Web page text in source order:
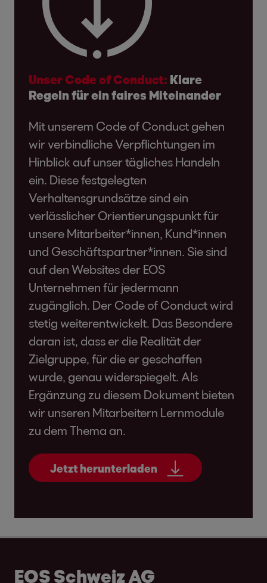
Unser Code of Conduct: Klare
Regeln für ein faires Miteinander
Mit unserem Code of Conduct gehen
wir verbindliche Verpflichtungen im
Hinblick auf unser tägliches Handeln
ein. Diese festgelegten
Verhaltensgrundsätze sind ein
verlässlicher Orientierungspunkt für
unsere Mitarbeiter*innen, Kund*innen
und Geschäftspartner*innen. Sie sind
auf den Websites der EOS
Unternehmen für jedermann
zugänglich. Der Code of Conduct wird
stetig weiterentwickelt. Das Besondere
daran ist, dass er die Realität der
Zielgruppe, für die er geschaffen
wurde, genau widerspiegelt. Als
Ergänzung zu diesem Dokument bieten
wir unseren Mitarbeitern Lernmodule
zu dem Thema an.
Jetzt herunterladen
EOS Schweiz AG